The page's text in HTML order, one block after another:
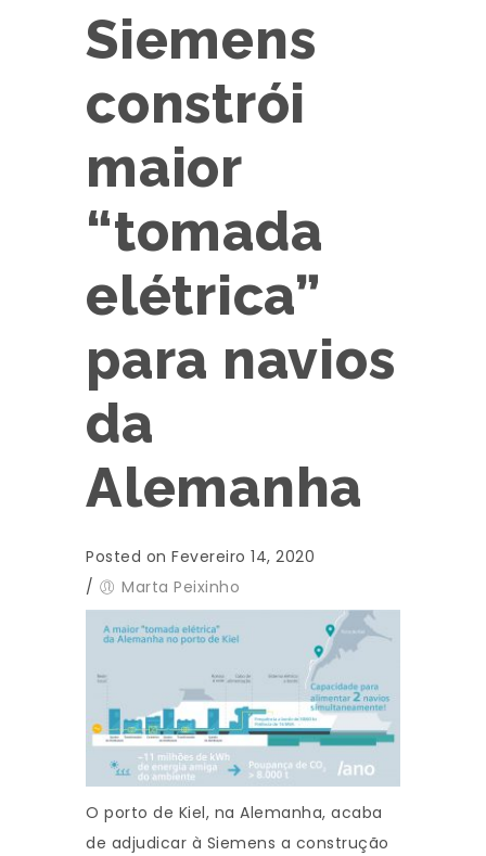
Siemens
constrói
maior
“tomada
elétrica”
para navios
da
Alemanha
Posted on Fevereiro 14, 2020
/
Marta Peixinho
O porto de Kiel, na Alemanha, acaba
de adjudicar à Siemens a construção